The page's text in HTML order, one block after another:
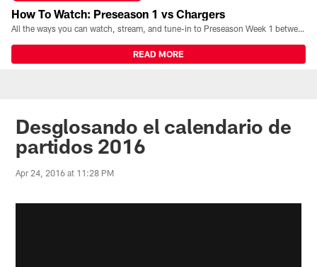
How To Watch: Preseason 1 vs Chargers
All the ways you can watch, stream, and tune-in to Preseason Week 1 between the Texans and the Los Angeles Chargers at Reliant Stadium on August 13.
READ MORE
Desglosando el calendario de
partidos 2016
Apr 24, 2016 at 11:28 PM